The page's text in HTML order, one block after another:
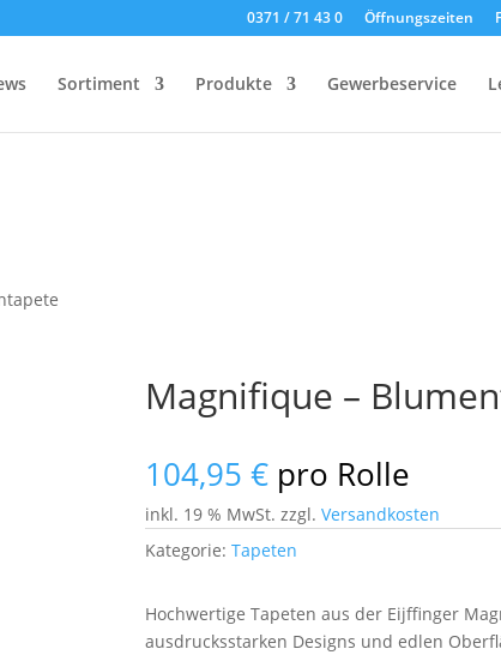
0371 / 71 43 0 Öffnungszeiten
Sortiment Produkte Gewerbeservice
Magnifique –
104,95 € pro Rolle
inkl. 19 % MwSt. zzgl. Versandkosten
Kategorie: Tapeten
Hochwertige Tapeten aus der Eijffinger
ausdrucksstarken Designs und edlen